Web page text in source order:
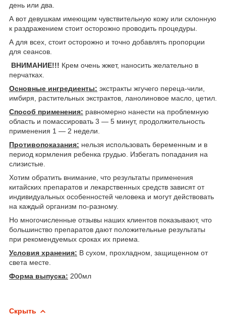
день или два.
А вот девушкам имеющим чувствительную кожу или склонную
к раздражением стоит осторожно проводить процедуры.
А для всех, стоит осторожно и точно добавлять пропорции
для сеансов.
ВНИМАНИЕ!!! Крем очень жжет, наносить желательно в
перчатках.
Основные ингредиенты: экстракты жгучего переца-чили,
имбиря, растительных экстрактов, ланолиновое масло, цетил.
Способ применения: равномерно нанести на проблемную
область и помассировать 3 ― 5 минут, продолжительность
применения 1 ― 2 недели.
Противопоказания: нельзя использовать беременным и в
период кормления ребенка грудью. Избегать попадания на
слизистые.
Хотим обратить внимание, что результаты применения
китайских препаратов и лекарственных средств зависят от
индивидуальных особенностей человека и могут действовать
на каждый организм по-разному.
Но многочисленные отзывы наших клиентов показывают, что
большинство препаратов дают положительные результаты
при рекомендуемых сроках их приема.
Условия хранения: В сухом, прохладном, защищенном от
света месте.
Форма выпуска: 200мл
Скрыть